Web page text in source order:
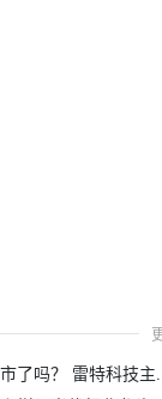
雷特科技在北